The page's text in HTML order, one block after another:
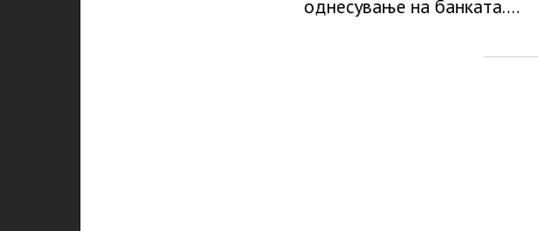
однесување на банката.…